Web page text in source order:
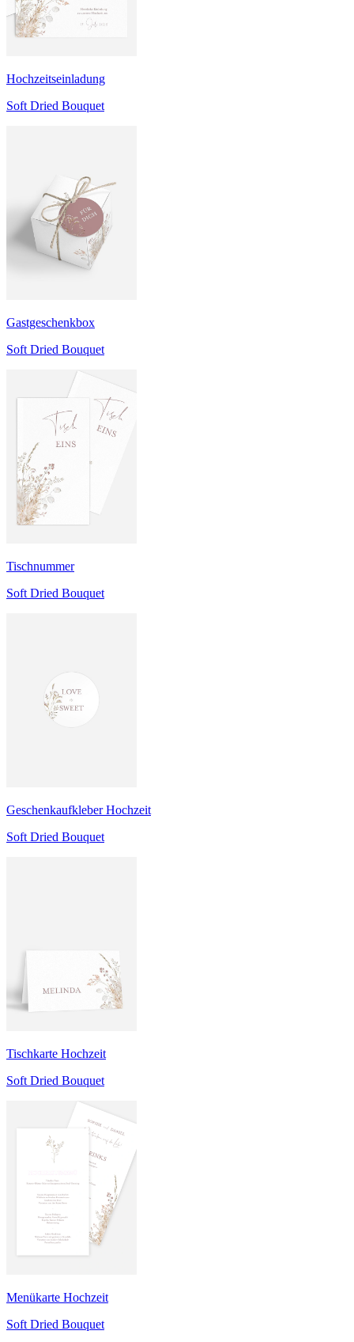
Hochzeitseinladung
Soft Dried Bouquet
Gastgeschenkbox
Soft Dried Bouquet
Tischnummer
Soft Dried Bouquet
Geschenkaufkleber Hochzeit
Soft Dried Bouquet
Tischkarte Hochzeit
Soft Dried Bouquet
Menükarte Hochzeit
Soft Dried Bouquet